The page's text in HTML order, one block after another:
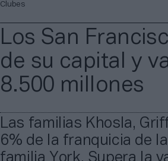
Clubes
Los San
de su capital y
8.500 millones
Las familias Khosla,
6% de la franquicia de